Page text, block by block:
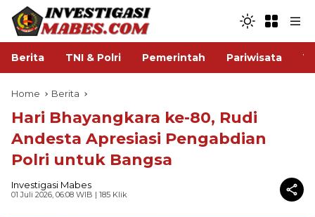
Berita TNI & Polri Pemerintah Pariwisata
Home Berita
Hari Bhayangkara ke-80, Rudi
Andesta Apresiasi Pengabdian
Polri untuk Bangsa
Investigasi Mabes
01 Juli 2026, 06:08 WIB | 185 Klik